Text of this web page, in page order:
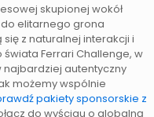
skupionej wokół
elitarnego grona
z naturalnej interakcji i
Ferrari Challenge, w
najbardziej autentyczny
możemy wspólnie
pakiety sponsorskie z
do wyścigu o globalną